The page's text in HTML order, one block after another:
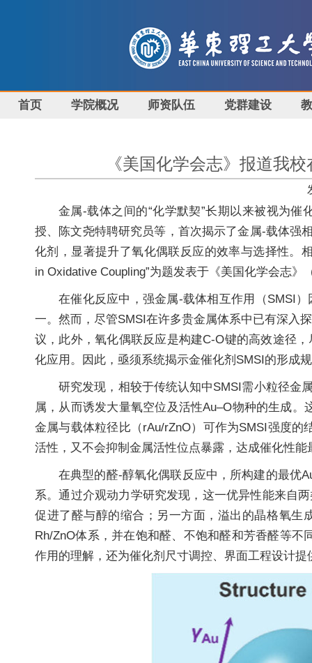
首页 学院概况 师资队伍 党群建设
《美国化学会志》报道我
金属-载体之间的“化学默契”长期以来被视为
授、陈文尧特聘研究员等，首次揭示了金属-载体强
化剂，显著提升了氧化偶联反应的效率与选择性。
in Oxidative Coupling”为题发表于《美国化学会志
在催化反应中，强金属-载体相互作用（SMSI
一。然而，尽管SMSI在许多贵金属体系中已有深入
议，此外，氧化偶联反应是构建C-O键的高效途径
化应用。因此，亟须系统揭示金催化剂SMSI的形成
研究发现，相较于传统认知中SMSI需小粒径金
属，从而诱发大量氧空位及活性Au–O物种的生成
金属与载体粒径比（rAu/rZnO）可作为SMSI强度
活性，又不会抑制金属活性位点暴露，达成催化性能
在典型的醛-醇氧化偶联反应中，所构建的最优
系。通过介观动力学研究发现，这一优异性能来自
促进了醛与醇的缩合；另一方面，溢出的晶格氧
Rh/ZnO体系，并在饱和醛、不饱和醛和芳香醛等
作用的理解，还为催化剂尺寸调控、界面工程设计